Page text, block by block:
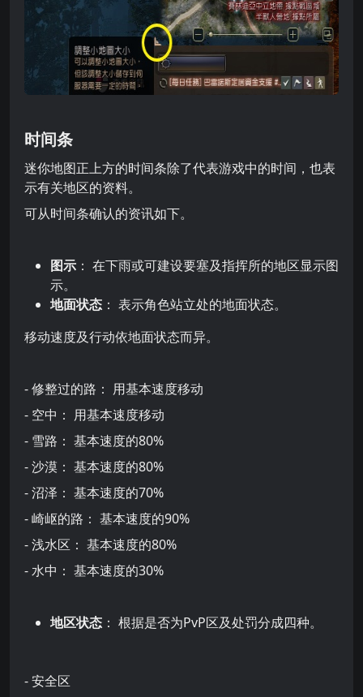
时间条
迷你地图正上方的时间条除了代表游戏中的时间，也表
示有关地区的资料。
可从时间条确认的资讯如下。
图示 ： 在下雨或可建设要塞及指挥所的地区显示图
示。
地面状态 ： 表示角色站立处的地面状态。
移动速度及行动依地面状态而异。
- 修整过的路： 用基本速度移动
- 空中： 用基本速度移动
- 雪路： 基本速度的80%
- 沙漠： 基本速度的80%
- 沼泽： 基本速度的70%
- 崎岖的路： 基本速度的90%
- 浅水区： 基本速度的80%
- 水中： 基本速度的30%
地区状态 ： 根据是否为PvP区及处罚分成四种。
- 安全区